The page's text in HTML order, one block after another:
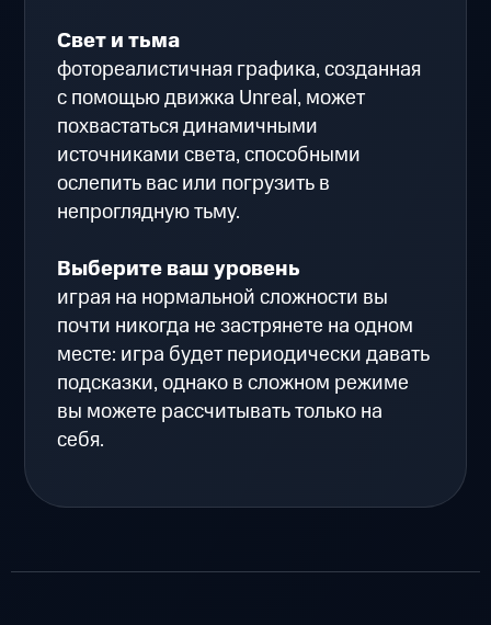
Свет и тьма
фотореалистичная графика, созданная
с помощью движка Unreal, может
похвастаться динамичными
источниками света, способными
ослепить вас или погрузить в
непроглядную тьму.
Выберите ваш уровень
играя на нормальной сложности вы
почти никогда не застрянете на одном
месте: игра будет периодически давать
подсказки, однако в сложном режиме
вы можете рассчитывать только на
себя.